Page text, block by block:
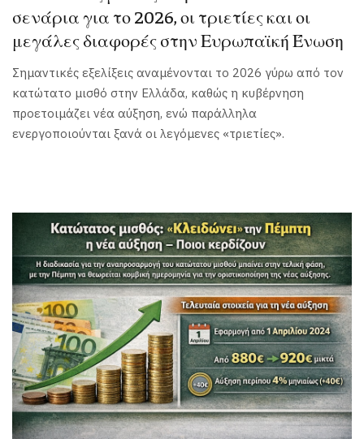
σενάρια για το 2026, οι τριετίες και οι
μεγάλες διαφορές στην Ευρωπαϊκή Ένωση
Σημαντικές εξελίξεις αναμένονται το 2026 γύρω από τον
κατώτατο μισθό στην Ελλάδα, καθώς η κυβέρνηση
προετοιμάζει νέα αύξηση, ενώ παράλληλα
ενεργοποιούνται ξανά οι λεγόμενες «τριετίες».